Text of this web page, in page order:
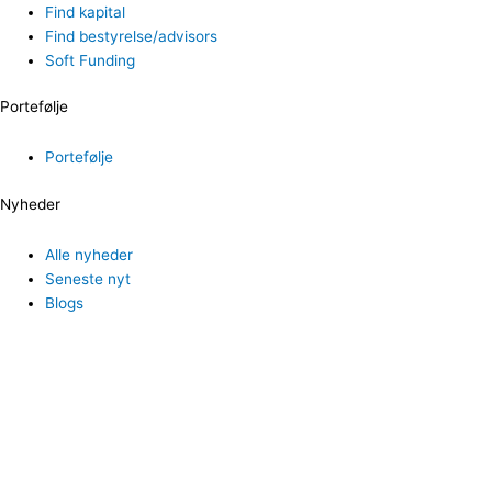
Find kapital
Find bestyrelse/advisors
Soft Funding
Portefølje
Portefølje
Nyheder
Alle nyheder
Seneste nyt
Blogs